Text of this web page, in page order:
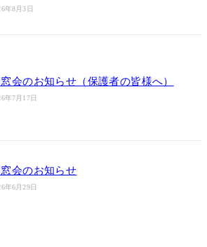
年8月3日
窓会のお知らせ（保護者の皆様へ）
年7月17日
窓会のお知らせ
年6月29日